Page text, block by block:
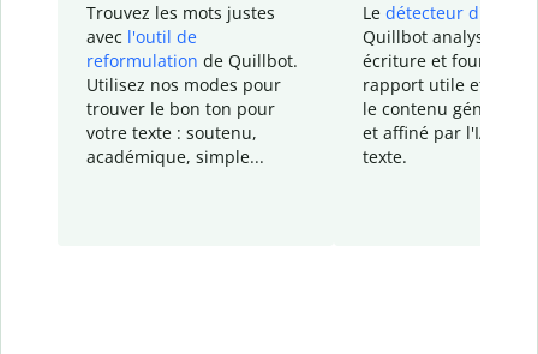
Trouvez les mots justes
avec l'outil de
reformulation de Quillbot.
Utilisez nos modes pour
trouver le bon ton pour
votre texte : soutenu,
académique, simple...
Le détecteur d'IA
Quillbot analyse votre
écriture et fournit un
rapport utile et
le contenu généré
et affiné par l'IA
texte.